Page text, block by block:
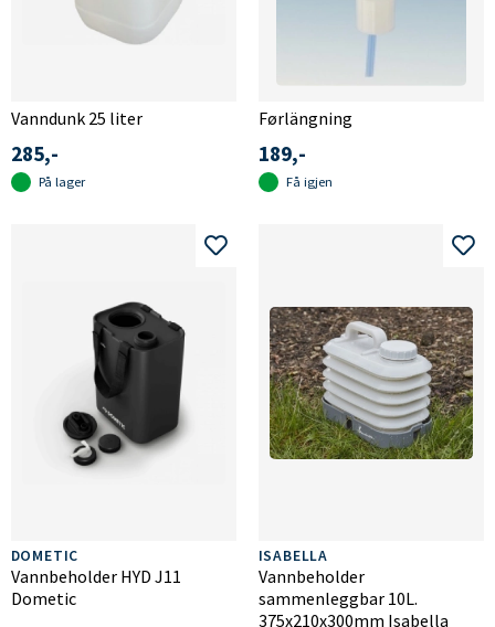
Vanndunk 25 liter
285,-
På lager
Førlängning
189,-
Få igjen
DOMETIC
Vannbeholder HYD J11
Dometic
ISABELLA
Vannbeholder
sammenleggbar 10L.
375x210x300mm Isabella